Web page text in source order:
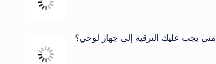
متى يجب عليك الترقية إلى جهاز لوحي؟